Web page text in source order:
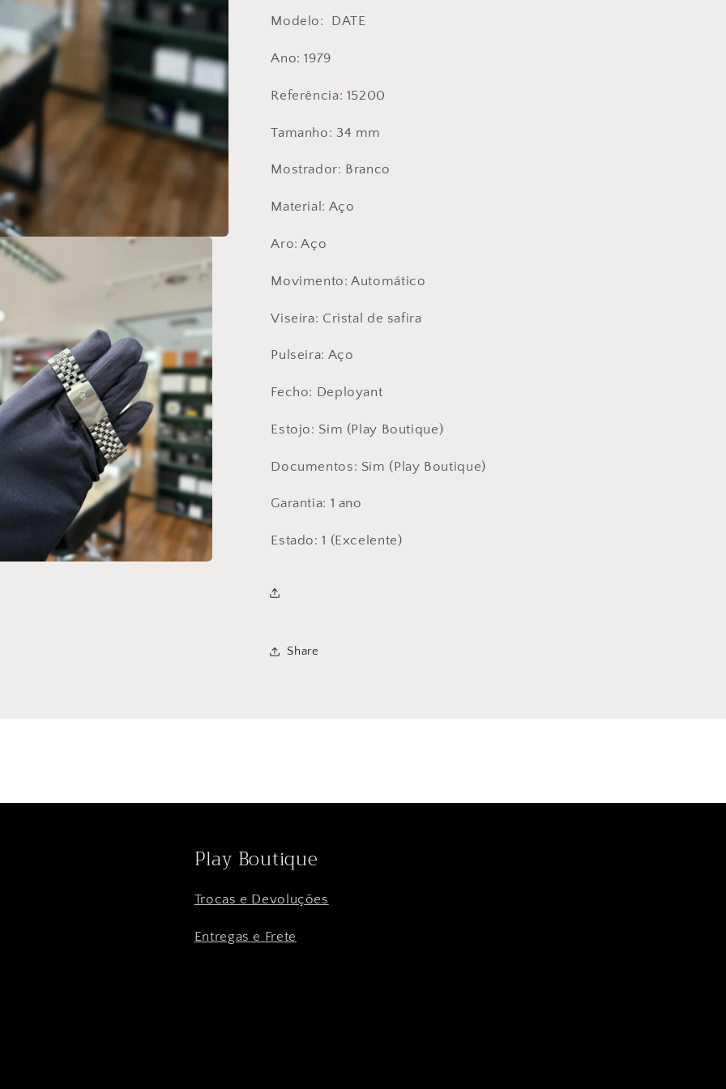
Modelo: DATE
Ano: 1979
Referência: 15200
Tamanho: 34 mm
Mostrador: Branco
Material: Aço
Aro: Aço
Movimento: Automático
Viseira: Cristal de safira
Pulseira: Aço
Fecho: Deployant
Estojo: Sim (Play Boutique)
Documentos: Sim (Play Boutique)
Garantia: 1 ano
Estado: 1 (Excelente)
Share
Play Boutique
Trocas e Devoluções
Entregas e Frete